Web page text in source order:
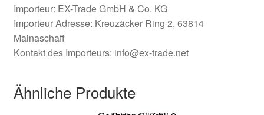
Importeur: EX-Trade GmbH & Co. KG
Importeur Adresse: Kreuzäcker Ring 2, 63814
Mainaschaff
Kontakt des Importeurs: info@ex-trade.net
Ähnliche Produkte